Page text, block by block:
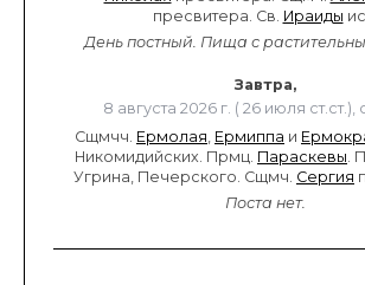
пресвитера. Св. Ираиды
День постный. Пища с
Завтра,
8 августа 2026 г. ( 26 июля ст.ст.),
Сщмчч. Ермолая, Ермиппа и
Никомидийских. Прмц. Параскевы.
Угрина, Печерского. Сщмч. Сергия
Поста нет.